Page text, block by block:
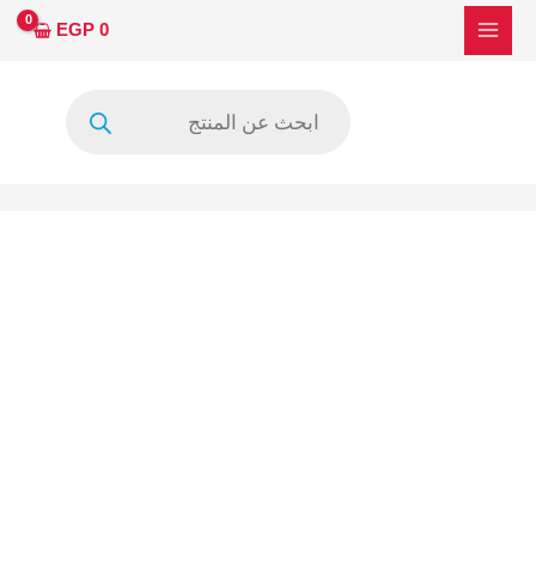
تخطي
0
EGP
كمية
NT39658H-